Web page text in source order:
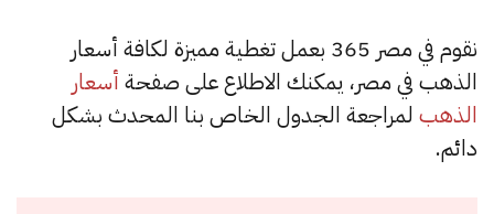
نقوم في مصر 365 بعمل تغطية مميزة لكافة أسعار
الذهب في مصر، يمكنك الاطلاع على صفحة أسعار
الذهب لمراجعة الجدول الخاص بنا المحدث بشكل
دائم.